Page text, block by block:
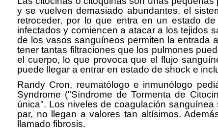
y se vuelven demasiado abundantes, el
retroceder, por lo que entra en un estado
infectados y comiencen a atacar a los tejidos
de los vasos sanguíneos permiten la entrada
tener tantas filtraciones que los pulmones
el cuerpo, lo que provoca que el flujo
puede llegar a entrar en estado de shock e
Randy Cron, reumatólogo e inmunólogo
Syndrome ("Síndrome de Tormenta de
única". Los niveles de coagulación
par, no llegan a valores tan altísimos.
llamado fibrosis.